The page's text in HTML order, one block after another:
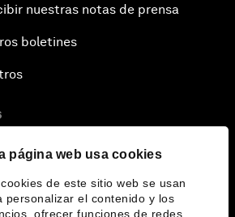
página web usa cookies
de este sitio web se usan
personalizar el contenido y los
ofrecer funciones de redes
nuestras notas de prensa
boletines
Foro